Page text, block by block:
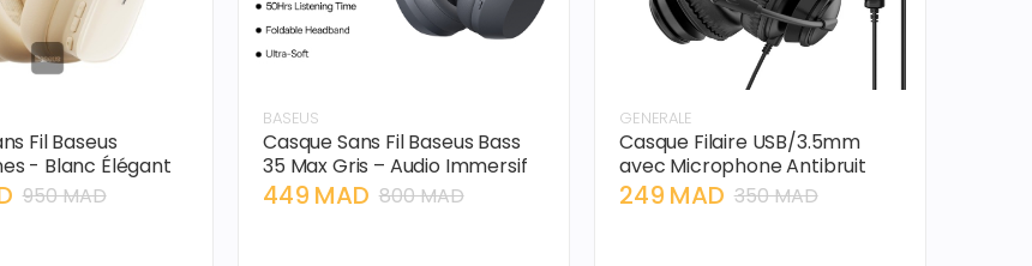
Fil Baseus
- Blanc Élégant
950 MAD
BASEUS
Casque Sans Fil Baseus Bass
35 Max Gris – Audio Immersif
449 MAD 800 MAD
GENERALE
Casque Filaire USB/3.5mm
avec Microphone Antibruit
249 MAD 350 MAD